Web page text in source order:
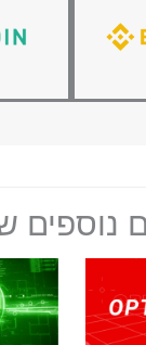
נוספים